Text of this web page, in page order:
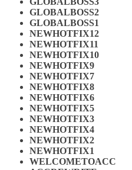
GLOBALBOSS2
GLOBALBOSS1
NEWHOTFIX12
NEWHOTFIX11
NEWHOTFIX10
NEWHOTFIX9
NEWHOTFIX7
NEWHOTFIX8
NEWHOTFIX6
NEWHOTFIX5
NEWHOTFIX3
NEWHOTFIX4
NEWHOTFIX2
NEWHOTFIX1
WELCOMETOACC